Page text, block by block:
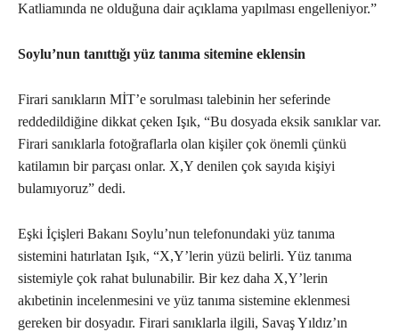
Katliamında ne olduğuna dair açıklama yapılması engelleniyor.”
Soylu’nun tanıttığı yüz tanıma sitemine eklensin
Firari sanıkların MİT’e sorulması talebinin her seferinde
reddedildiğine dikkat çeken Işık, “Bu dosyada eksik sanıklar var.
Firari sanıklarla fotoğraflarla olan kişiler çok önemli çünkü
katilamın bir parçası onlar. X,Y denilen çok sayıda kişiyi
bulamıyoruz” dedi.
Eşki İçişleri Bakanı Soylu’nun telefonundaki yüz tanıma
sistemini hatırlatan Işık, “X,Y’lerin yüzü belirli. Yüz tanıma
sistemiyle çok rahat bulunabilir. Bir kez daha X,Y’lerin
akıbetinin incelenmesini ve yüz tanıma sistemine eklenmesi
gereken bir dosyadır. Firari sanıklarla ilgili, Savaş Yıldız’ın